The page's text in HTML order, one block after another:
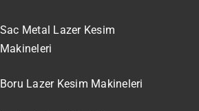
Sac Metal Lazer Kesim
Makineleri
Boru Lazer Kesim Makineleri